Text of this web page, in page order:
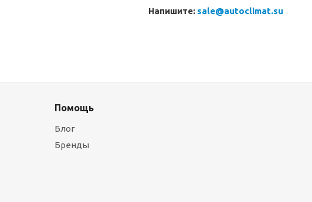
Напишите: sale@autoclimat.su
Помощь
Блог
Бренды